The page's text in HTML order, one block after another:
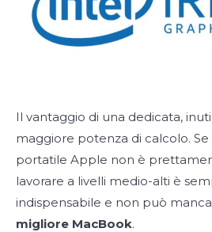
Il vantaggio di una dedicata,
maggiore potenza di calcolo.
portatile Apple non è
lavorare a livelli medio-alti è
indispensabile e non può
migliore MacBook.